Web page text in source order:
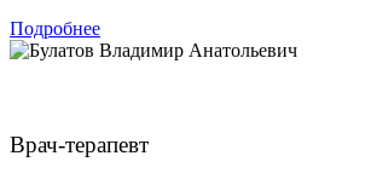
Подробнее
Врач-терапевт